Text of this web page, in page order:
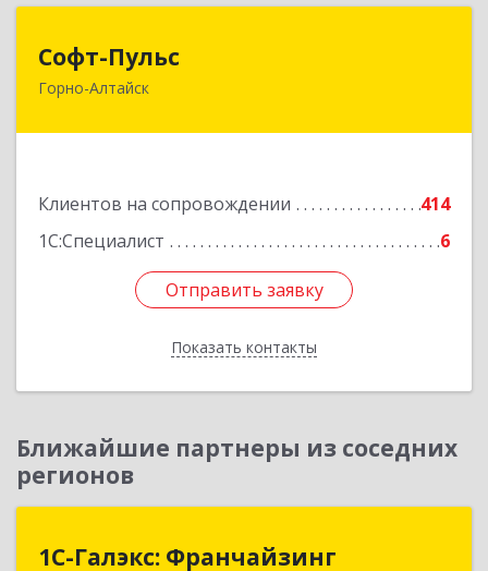
Софт-Пульс
Горно-Алтайск
Клиентов на сопровождении
414
1С:Специалист
6
Отправить заявку
Показать контакты
649006, Алтай Респ, Горно-Алтайск г,
Отправить заявку
Назад
Ближайшие партнеры из соседних
регионов
1С-Галэкс: Франчайзинг
1С-Галэкс: Франчайзинг